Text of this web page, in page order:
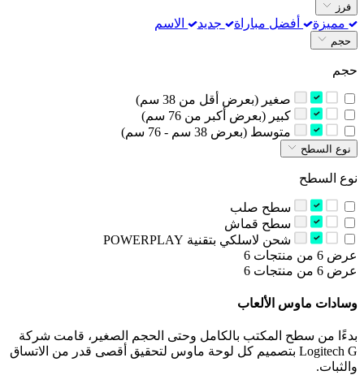
فرز
مميزة أفضل مباراة جديد الاسم
حجم
حجم
نوع السطح
نوع السطح
‫سطح صلب‬
‫سطح قماش‬
عرض 6 من منتجات 6
عرض 6 من منتجات 6
وسادات ماوس الألعاب
بدءًا من سطح المكتب بالكامل وحتى الحجم الصغير، قامت شركة
Logitech G بتصميم كل لوحة ماوس لتحقيق أقصى قدر من الاتساق
والثبات.